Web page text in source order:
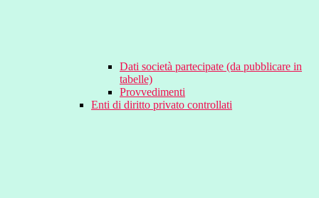
Dati società partecipate (da pubblicare in
tabelle)
Provvedimenti
Enti di diritto privato controllati